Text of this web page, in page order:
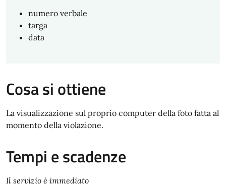
numero verbale
targa
data
Cosa si ottiene
La visualizzazione sul proprio computer della foto fatta al
momento della violazione.
Tempi e scadenze
Il servizio è immediato